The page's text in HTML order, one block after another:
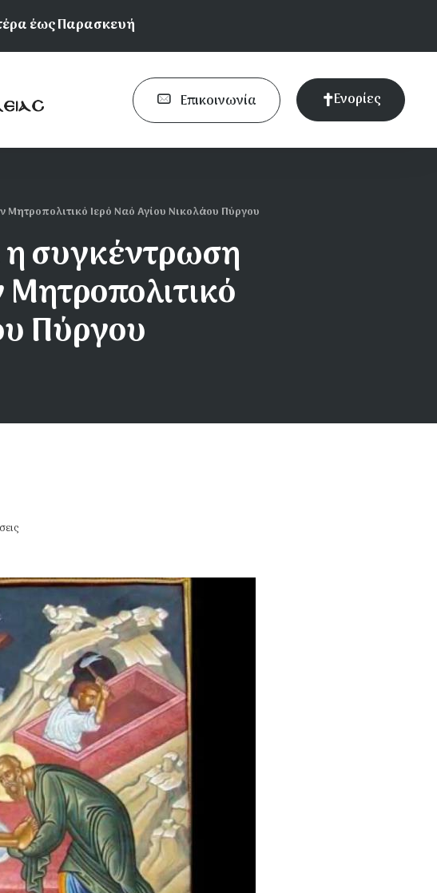
έως Παρασκευή
Επικοινωνία Ενορίες
Ιερό Ναό Αγίου Νικολάου Πύργου
η συγκέντρωση
Πύργου